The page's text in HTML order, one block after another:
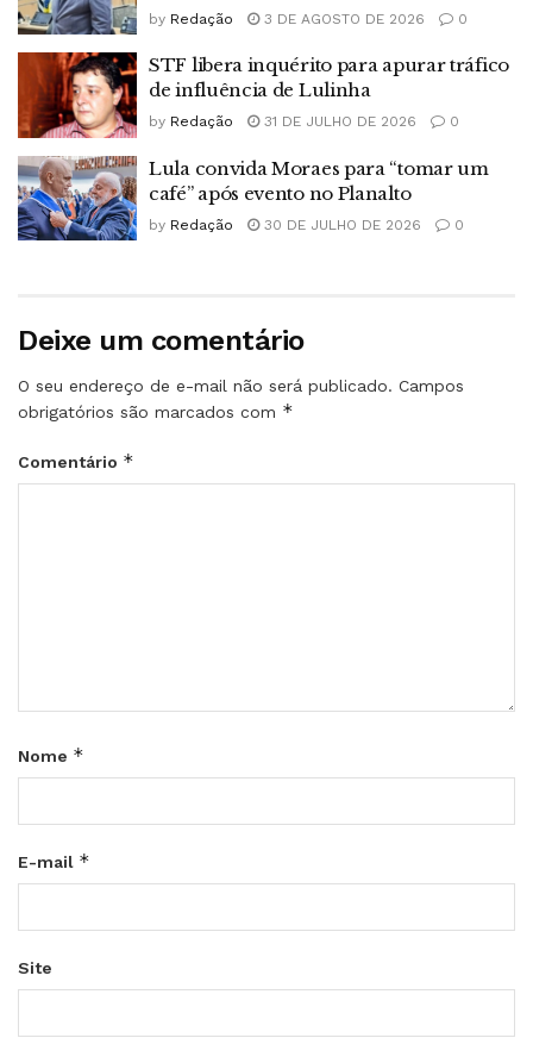
by Redação 3 DE AGOSTO DE 2026 0
STF libera inquérito para apurar tráfico
de influência de Lulinha
by Redação 31 DE JULHO DE 2026 0
Lula convida Moraes para “tomar um
café” após evento no Planalto
by Redação 30 DE JULHO DE 2026 0
Deixe um comentário
O seu endereço de e-mail não será publicado. Campos
obrigatórios são marcados com *
Comentário *
Nome *
E-mail *
Site